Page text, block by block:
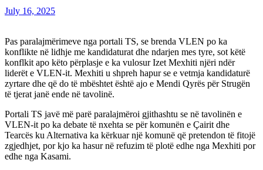
July 16, 2025
Pas paralajmërimeve nga portali TS, se brenda VLEN po ka
konflikte në lidhje me kandidaturat dhe ndarjen mes tyre, sot këtë
konflkit apo këto përplasje e ka vulosur Izet Mexhiti njëri ndër
liderët e VLEN-it. Mexhiti u shpreh hapur se e vetmja kandidaturë
zyrtare dhe që do të mbështet është ajo e Mendi Qyrës për Strugën
të tjerat janë ende në tavolinë.
Portali TS javë më parë paralajmëroi gjithashtu se në tavolinën e
VLEN-it po ka debate të nxehta se për komunën e Çairit dhe
Tearcës ku Alternativa ka kërkuar një komunë që pretendon të fitojë
zgjedhjet, por kjo ka hasur në refuzim të plotë edhe nga Mexhiti por
edhe nga Kasami.